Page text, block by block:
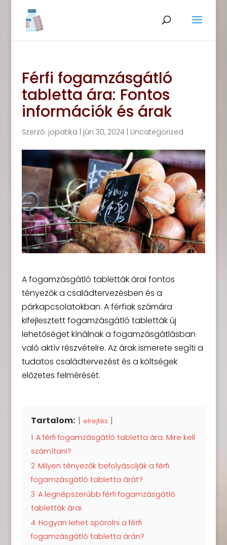
Férfi fogamzásgátló
tabletta ára: Fontos
információk és árak
Szerző: jopatika jún 30, 2024| Uncategorized
A fogamzásgátló tabletták árai fontos
tényezők a családtervezésben és a
párkapcsolatokban. A férfiak számára
kifejlesztett fogamzásgátló tabletták új
lehetőséget kínálnak a fogamzásgátlásban
való aktív részvételre. Az árak ismerete segíti a
tudatos családtervezést és a költségek
előzetes felmérését.
Tartalom: elrejtés
1 A férfi fogamzásgátló tabletta ára: Mire kell
számítani?
2 Milyen tényezők befolyásolják a férfi
fogamzásgátló tabletta árát?
3 A legnépszerűbb férfi fogamzásgátló
tabletták árai
4 Hogyan lehet spórolni a férfi
fogamzásgátló tabletta árán?